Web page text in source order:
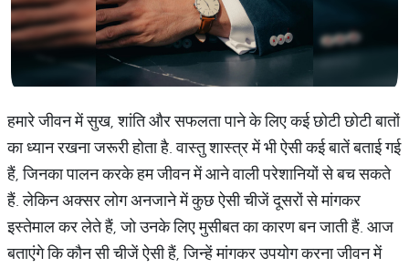
हमारे जीवन में सुख, शांति और सफलता पाने के लिए कई छोटी छोटी बातों
का ध्यान रखना जरूरी होता है. वास्तु शास्त्र में भी ऐसी कई बातें बताई गई
हैं, जिनका पालन करके हम जीवन में आने वाली परेशानियों से बच सकते
हैं. लेकिन अक्सर लोग अनजाने में कुछ ऐसी चीजें दूसरों से मांगकर
इस्तेमाल कर लेते हैं, जो उनके लिए मुसीबत का कारण बन जाती हैं. आज
बताएंगे कि कौन सी चीजें ऐसी हैं, जिन्हें मांगकर उपयोग करना जीवन में